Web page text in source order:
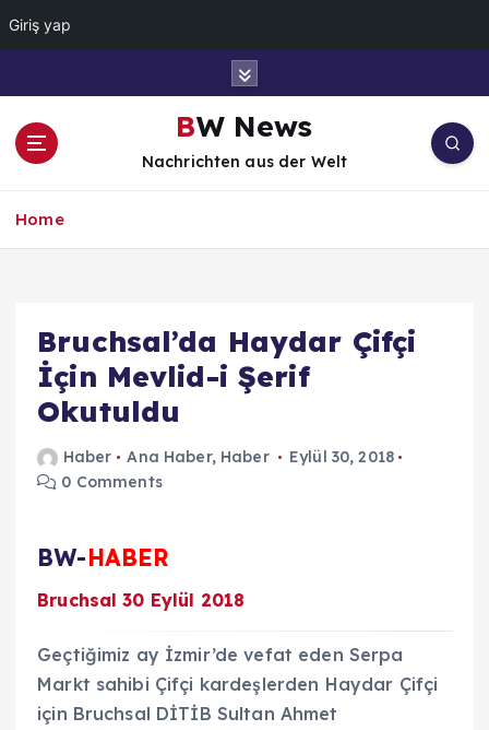
Giriş yap
BW News
Nachrichten aus der Welt
Home
Bruchsal’da Haydar Çifçi
İçin Mevlid-i Şerif
Okutuldu
Haber Ana Haber, Haber
Eylül 30, 2018
0 Comments
BW-HABER
Bruchsal 30 Eylül 2018
Geçtiğimiz ay İzmir’de vefat eden Serpa
Markt sahibi Çifçi kardeşlerden Haydar Çifçi
için Bruchsal DİTİB Sultan Ahmet